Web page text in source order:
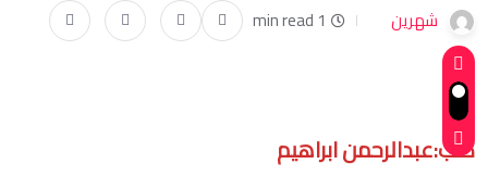
شهرين 1 min read
كتب:عبدالرحمن ابراهيم